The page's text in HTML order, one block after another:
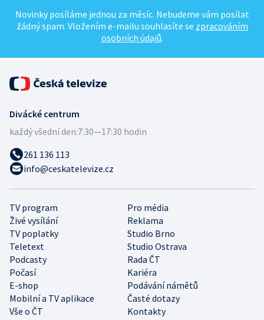
Novinky posíláme jednou za měsíc. Nebudeme vám posílat
žádný spam. Vložením e-mailu souhlasíte se zpracováním
osobních údajů.